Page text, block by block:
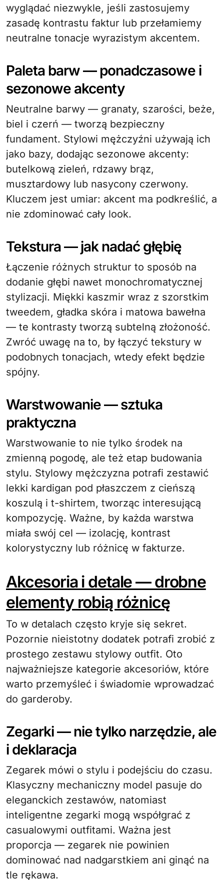
wyglądać niezwykle, jeśli zastosujemy
zasadę kontrastu faktur lub przełamiemy
neutralne tonacje wyrazistym akcentem.
Paleta barw — ponadczasowe i
sezonowe akcenty
Neutralne barwy — granaty, szarości, beże,
biel i czerń — tworzą bezpieczny
fundament. Stylowi mężczyźni używają ich
jako bazy, dodając sezonowe akcenty:
butelkową zieleń, rdzawy brąz,
musztardowy lub nasycony czerwony.
Kluczem jest umiar: akcent ma podkreślić, a
nie zdominować cały look.
Tekstura — jak nadać głębię
Łączenie różnych struktur to sposób na
dodanie głębi nawet monochromatycznej
stylizacji. Miękki kaszmir wraz z szorstkim
tweedem, gładka skóra i matowa bawełna
— te kontrasty tworzą subtelną złożoność.
Zwróć uwagę na to, by łączyć tekstury w
podobnych tonacjach, wtedy efekt będzie
spójny.
Warstwowanie — sztuka
praktyczna
Warstwowanie to nie tylko środek na
zmienną pogodę, ale też etap budowania
stylu. Stylowy mężczyzna potrafi zestawić
lekki kardigan pod płaszczem z cieńszą
koszulą i t-shirtem, tworząc interesującą
kompozycję. Ważne, by każda warstwa
miała swój cel — izolację, kontrast
kolorystyczny lub różnicę w fakturze.
Akcesoria i detale — drobne
elementy robią różnicę
To w detalach często kryje się sekret.
Pozornie nieistotny dodatek potrafi zrobić z
prostego zestawu stylowy outfit. Oto
najważniejsze kategorie akcesoriów, które
warto przemyśleć i świadomie wprowadzać
do garderoby.
Zegarki — nie tylko narzędzie, ale
i deklaracja
Zegarek mówi o stylu i podejściu do czasu.
Klasyczny mechaniczny model pasuje do
eleganckich zestawów, natomiast
inteligentne zegarki mogą współgrać z
casualowymi outfitami. Ważna jest
proporcja — zegarek nie powinien
dominować nad nadgarstkiem ani ginąć na
tle rękawa.